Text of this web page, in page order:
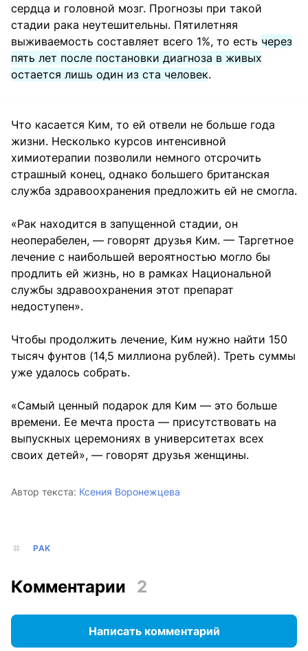
сердца и головной мозг. Прогнозы при такой
стадии рака неутешительны. Пятилетняя
выживаемость составляет всего 1%, то есть через
пять лет после постановки диагноза в живых
остается лишь один из ста человек.
Что касается Ким, то ей отвели не больше года
жизни. Несколько курсов интенсивной
химиотерапии позволили немного отсрочить
страшный конец, однако большего британская
служба здравоохранения предложить ей не смогла.
«Рак находится в запущенной стадии, он
неоперабелен, — говорят друзья Ким. — Таргетное
лечение с наибольшей вероятностью могло бы
продлить ей жизнь, но в рамках Национальной
службы здравоохранения этот препарат
недоступен».
Чтобы продолжить лечение, Ким нужно найти 150
тысяч фунтов (14,5 миллиона рублей). Треть суммы
уже удалось собрать.
«Самый ценный подарок для Ким — это больше
времени. Ее мечта проста — присутствовать на
выпускных церемониях в университетах всех
своих детей», — говорят друзья женщины.
Автор текста: Ксения Воронежцева
РАК
Комментарии 2
Написать комментарий